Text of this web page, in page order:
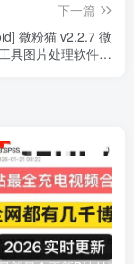
下一篇
微粉猫 v2.2.7 微
具图片处理软件，